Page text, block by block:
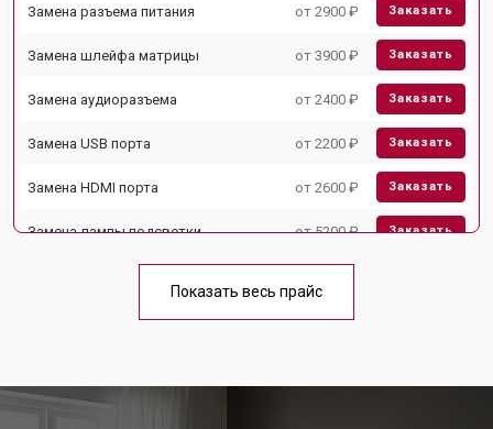
Замена разъема питания от 2900 ₽ Заказать
Замена шлейфа матрицы от 3900 ₽ Заказать
Замена аудиоразъема от 2400 ₽ Заказать
Замена USB порта от 2200 ₽ Заказать
Замена HDMI порта от 2600 ₽ Заказать
Замена лампы подсветки от 5200 ₽ Заказать
Замена блока питания от 3700 ₽
Прошивка телевизора Pioneer
Показать весь прайс